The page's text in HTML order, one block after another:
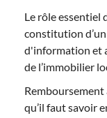
Le rôle essentiel
constitution
d'information et
de l’immobilier
qu’il faut savoir